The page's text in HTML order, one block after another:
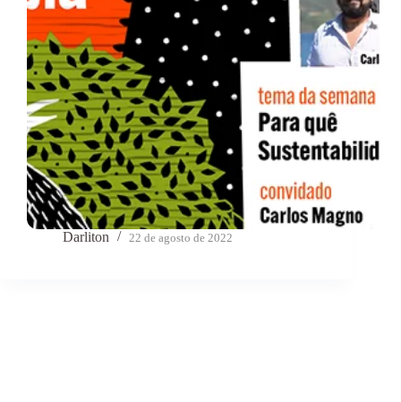
Darliton 22 de agosto de 2022